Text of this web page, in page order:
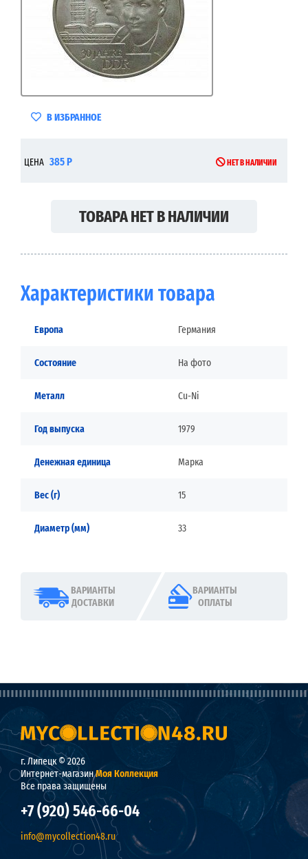
В ИЗБРАННОЕ
ЦЕНА 385 Р НЕТ В НАЛИЧИИ
ТОВАРА НЕТ В НАЛИЧИИ
Характеристики товара
Европа Германия
Состояние На фото
Металл Cu-Ni
Год выпуска 1979
Денежная единица Марка
Вес (г) 15
Диаметр (мм) 33
ВАРИАНТЫ
ДОСТАВКИ
ВАРИАНТЫ
ОПЛАТЫ
г. Липецк © 2026
Интернет-магазинМоя Коллекция
Все права защищены
+7 (920) 546-66-04
info@mycollection48.ru